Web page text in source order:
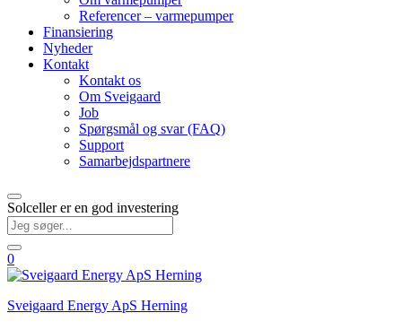
Referencer – varmepumper
Finansiering
Nyheder
Kontakt
Kontakt os
Om Sveigaard
Job
Spørgsmål og svar (FAQ)
Support
Samarbejdspartnere
Solceller er en god investering
0
Sveigaard Energy ApS Herning